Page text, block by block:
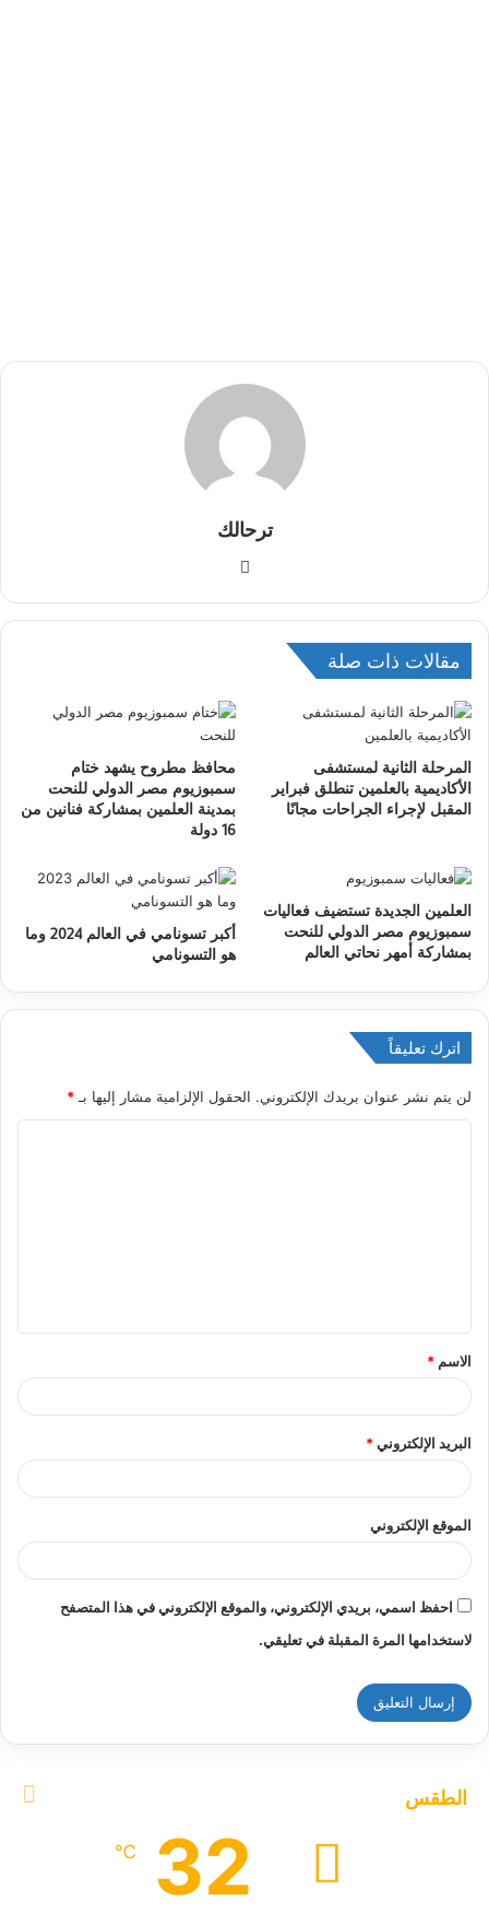
ترحالك
مقالات ذات صلة
المرحلة الثانية لمستشفى
الأكاديمية بالعلمين تنطلق فبراير
المقبل لإجراء الجراحات مجانًا
محافظ مطروح يشهد ختام
سمبوزيوم مصر الدولي للنحت
بمدينة العلمين بمشاركة فنانين من
16 دولة
العلمين الجديدة تستضيف فعاليات
سمبوزيوم مصر الدولي للنحت
بمشاركة أمهر نحاتي العالم
أكبر تسونامي في العالم 2024 وما
هو التسونامي
اترك تعليقاً
لن يتم نشر عنوان بريدك الإلكتروني. الحقول الإلزامية مشار إليها بـ *
ق
*
الاسم *
البريد الإلكتروني*
الموقع الإلكتروني
احفظ اسمي، بريدي الإلكتروني، والموقع الإلكتروني في هذا المتصفح
لاستخدامها المرة المقبلة في تعليقي.
الطقس
32
℃